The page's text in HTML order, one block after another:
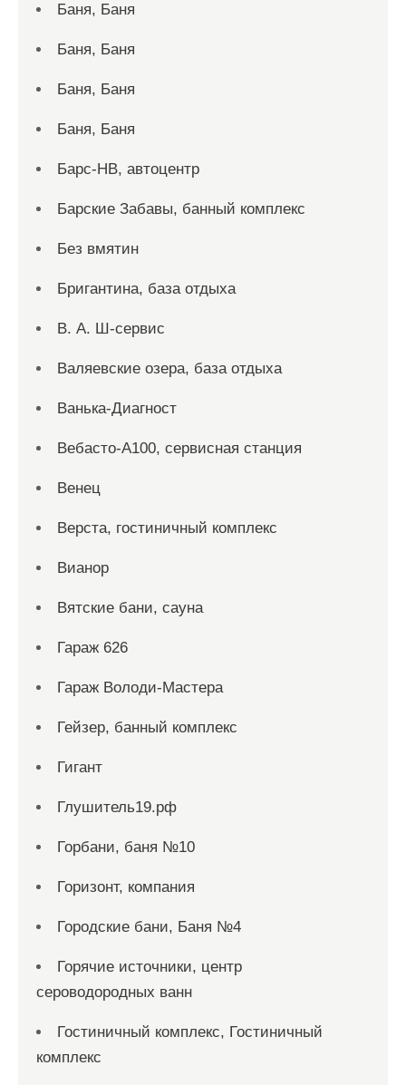
Баня, Баня
Баня, Баня
Баня, Баня
Баня, Баня
Барс-НВ, автоцентр
Барские Забавы, банный комплекс
Без вмятин
Бригантина, база отдыха
В. А. Ш-сервис
Валяевские озера, база отдыха
Ванька-Диагност
Вебасто-А100, сервисная станция
Венец
Верста, гостиничный комплекс
Вианор
Вятские бани, сауна
Гараж 626
Гараж Володи-Мастера
Гейзер, банный комплекс
Гигант
Глушитель19.рф
Горбани, баня №10
Горизонт, компания
Городские бани, Баня №4
Горячие источники, центр
сероводородных ванн
Гостиничный комплекс, Гостиничный
комплекс